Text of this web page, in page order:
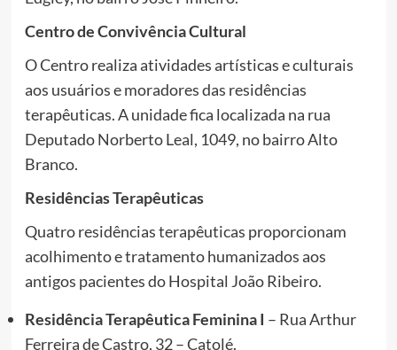
Centro de Convivência Cultural
O Centro realiza atividades artísticas e culturais
aos usuários e moradores das residências
terapêuticas. A unidade fica localizada na rua
Deputado Norberto Leal, 1049, no bairro Alto
Branco.
Residências Terapêuticas
Quatro residências terapêuticas proporcionam
acolhimento e tratamento humanizados aos
antigos pacientes do Hospital João Ribeiro.
Residência Terapêutica Feminina I – Rua Arthur
Ferreira de Castro, 32 – Catolé.